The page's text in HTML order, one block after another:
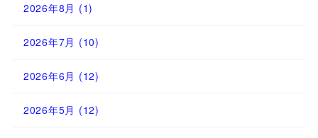
2026年8月 (1)
2026年7月 (10)
2026年6月 (12)
2026年5月 (12)